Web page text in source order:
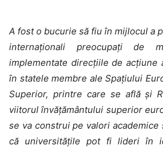
A fost o bucurie să fiu în mijlocul a
internaționali preocupați de
implementate direcțiile de acțiune
în statele membre ale Spațiului
Superior, printre care se află și
viitorul învățământului superior
se va construi pe valori academice
că universitățile pot fi lideri în